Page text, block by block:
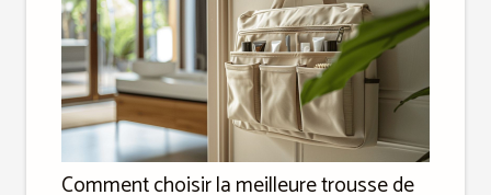
Comment choisir la meilleure trousse de